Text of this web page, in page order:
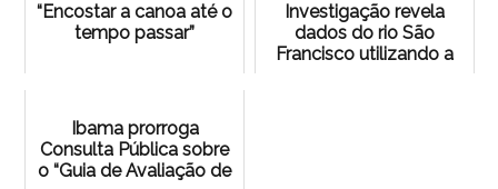
“Encostar a canoa até o
tempo passar”
Investigação revela
dados do rio São
Francisco utilizando a
Ibama prorroga
Consulta Pública sobre
o “Guia de Avaliação de